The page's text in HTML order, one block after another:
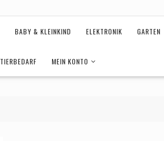
BABY & KLEINKIND ELEKTRONIK GARTEN
TIERBEDARF MEIN KONTO